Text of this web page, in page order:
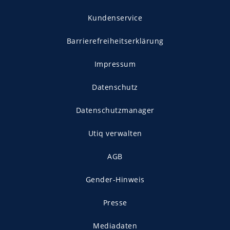
Kundenservice
Barrierefreiheitserklärung
Impressum
Datenschutz
Datenschutzmanager
Utiq verwalten
AGB
Gender-Hinweis
Presse
Mediadaten